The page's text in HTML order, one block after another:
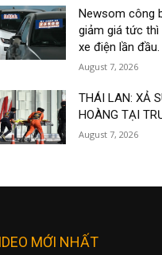
Newsom công
giảm giá tức
xe điện lần đầu.
August 7, 2026
THÁI LAN: XẢ
HOÀNG TẠI
August 7, 2026
MỚI NHẤT